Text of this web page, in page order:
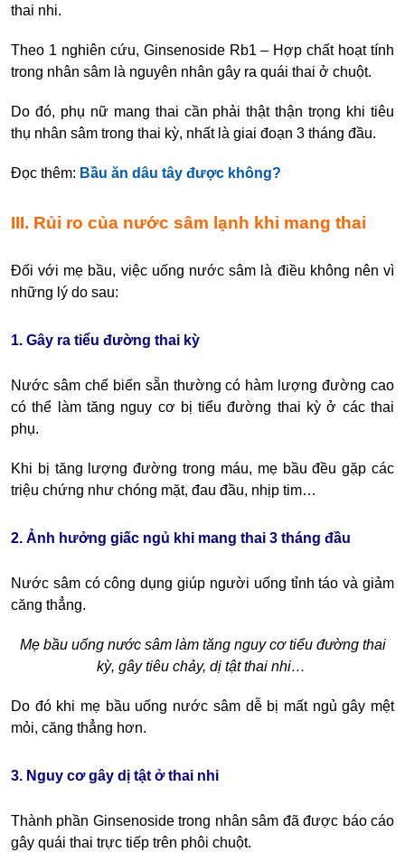
thai nhi.
Theo 1 nghiên cứu, Ginsenoside Rb1 – Hợp chất hoạt tính
trong nhân sâm là nguyên nhân gây ra quái thai ở chuột.
Do đó, phụ nữ mang thai cần phải thật thận trọng khi tiêu
thụ nhân sâm trong thai kỳ, nhất là giai đoạn 3 tháng đầu.
Đọc thêm: Bầu ăn dâu tây được không?
III. Rủi ro của nước sâm lạnh khi mang thai
Đối với mẹ bầu, việc uống nước sâm là điều không nên vì
những lý do sau:
1. Gây ra tiểu đường thai kỳ
Nước sâm chế biến sẵn thường có hàm lượng đường cao
có thể làm tăng nguy cơ bị tiểu đường thai kỳ ở các thai
phụ.
Khi bị tăng lượng đường trong máu, mẹ bầu đều gặp các
triệu chứng như chóng mặt, đau đầu, nhịp tim…
2. Ảnh hưởng giấc ngủ khi mang thai 3 tháng đầu
Nước sâm có công dụng giúp người uống tỉnh táo và giảm
căng thẳng.
Mẹ bầu uống nước sâm làm tăng nguy cơ tiểu đường thai
kỳ, gây tiêu chảy, dị tật thai nhi…
Do đó khi mẹ bầu uống nước sâm dễ bị mất ngủ gây mệt
mỏi, căng thẳng hơn.
3. Nguy cơ gây dị tật ở thai nhi
Thành phần Ginsenoside trong nhân sâm đã được báo cáo
gây quái thai trực tiếp trên phôi chuột.